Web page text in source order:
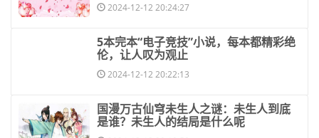
2024-12-12 20:24:27
​5本完本“电子竞技”小说，每本都精彩绝
伦，让人叹为观止
2024-12-12 20:22:13
​国漫万古仙穹未生人之谜：未生人到底
是谁？未生人的结局是什么呢